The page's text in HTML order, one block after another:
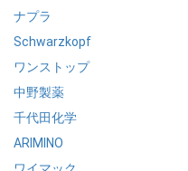
FEROUE MOL
ナプラ
CARETECT HB シリーズ
FAVE シリーズ
inoto シリーズ
SUPPORTシリーズ
nent
Schwarzkopf
FIBREPLEXシリーズ
NATURAL STYLINGシリーズ
ワンストップ
bilego
中野製薬
emorte
MARCCONTI
千代田化学
DELAXIORシリーズ
ARIMINO